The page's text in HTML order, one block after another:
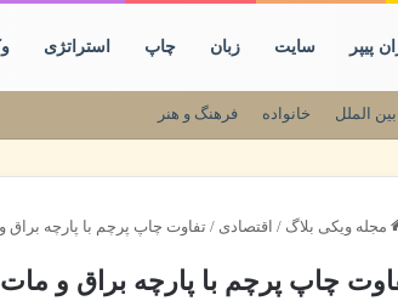
پیپر سایت زبان چاپ استراتژی
بین الملل خانواده فرهنگ و هنر
مجله ویکی بلاگ / اقتصادی / تفاوت چاپ پرچم با پارچه
چاپ پرچم با پارچه براق و